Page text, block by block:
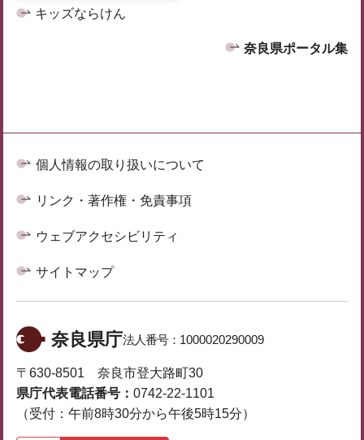
キッズならけん
奈良県ポータル集
個人情報の取り扱いについて
リンク・著作権・免責事項
ウェブアクセシビリティ
サイトマップ
奈良県庁法人番号： 1000020290009
〒630-8501 奈良市登大路町30
県庁代表電話番号： 0742-22-1101
（受付：午前8時30分から午後5時15分）